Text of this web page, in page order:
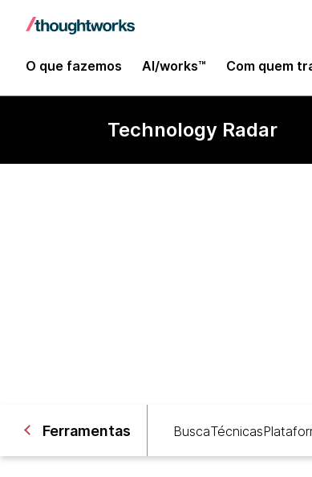
O que fazemos AI/works™ Com quem
Technology Radar
Ferramentas BuscaTécnicas